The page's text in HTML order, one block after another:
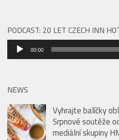
PODCAST: 20 LET CZECH INN
Audio
přehrávač
00:00
NEWS
Vyhrajte balíčky
Srpnové soutěže
mediální skupiny